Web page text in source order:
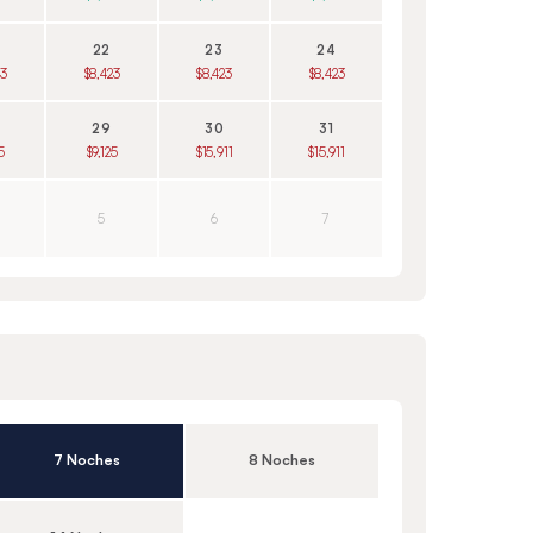
22
$8,423
23
$8,423
24
$8,423
29
$9,125
30
$15,911
31
$15,911
5 6 7
7 Noches 8 Noches